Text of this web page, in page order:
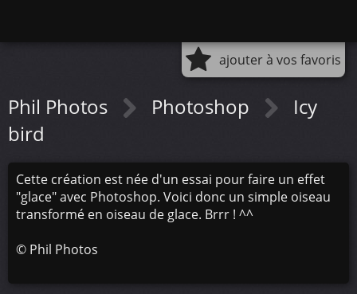
ajouter à vos favoris
Phil Photos Photoshop
Icy
bird
Cette création est née d'un essai pour faire un effet
"glace" avec Photoshop. Voici donc un simple oiseau
transformé en oiseau de glace. Brrr ! ^^
© Phil Photos